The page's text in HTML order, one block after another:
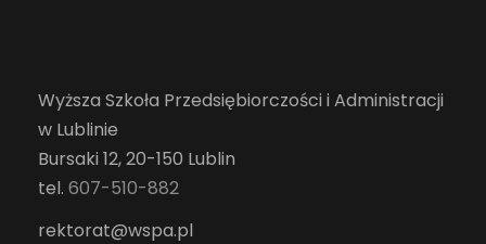
Wyższa Szkoła Przedsiębiorczości i Administracji
w Lublinie
Bursaki 12, 20-150 Lublin
tel. 607-510-882
rektorat@wspa.pl